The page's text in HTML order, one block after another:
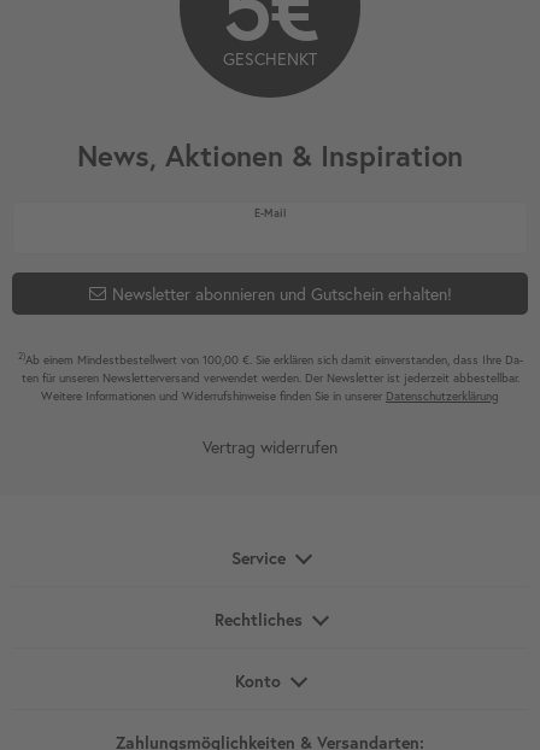
News, Aktionen & Inspiration
E-MailNewsletter Honig
Newsletter abonnieren und Gutschein erhalten!
2)Ab einem Mindest­bestell­wert von 100,00 €. Sie erklären sich damit ein­ver­standen, dass Ihre Da­
ten für unseren News­letter­versand ver­wen­det werden. Der News­letter ist jeder­zeit ab­bestel­lbar.
Weitere Infor­mationen und Wider­rufshin­weise finden Sie in unserer Daten­schutz­erklärung
GESCHENKT
Vertrag widerrufen
Service
Rechtliches
Konto
Zahlungsmöglichkeiten & Versandarten: